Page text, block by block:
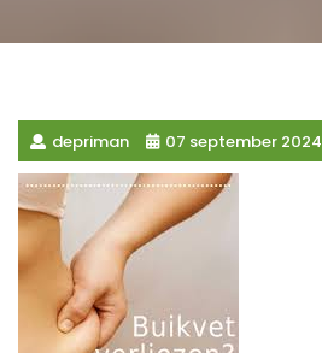
depriman 07 september 2024